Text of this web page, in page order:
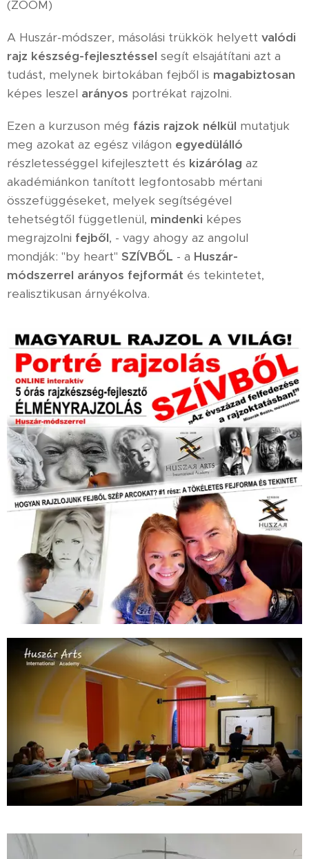
(ZOOM)
A Huszár-módszer, másolási trükkök helyett valódi
rajz készség-fejlesztéssel segít elsajátítani azt a
tudást, melynek birtokában fejből is magabiztosan
képes leszel arányos portrékat rajzolni.
Ezen a kurzuson még fázis rajzok nélkül mutatjuk
meg azokat az egész világon egyedülálló
részletességgel kifejlesztett és kizárólag az
akadémiánkon tanított legfontosabb mértani
összefüggéseket, melyek segítségével
tehetségtől függetlenül, mindenki képes
megrajzolni fejből, - vagy ahogy az angolul
mondják: "by heart" SZÍVBŐL - a Huszár-
módszerrel arányos fejformát és tekintetet,
realisztikusan árnyékolva.